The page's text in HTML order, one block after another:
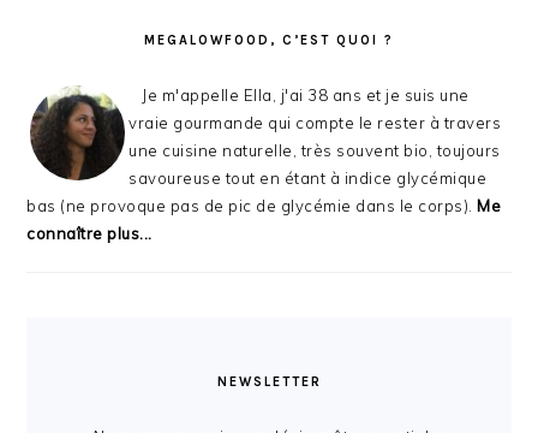
MEGALOWFOOD, C’EST QUOI ?
Je m'appelle Ella, j'ai 38 ans et je suis une
vraie gourmande qui compte le rester à travers
une cuisine naturelle, très souvent bio, toujours
savoureuse tout en étant à indice glycémique
bas (ne provoque pas de pic de glycémie dans le corps). Me
connaître plus...
NEWSLETTER